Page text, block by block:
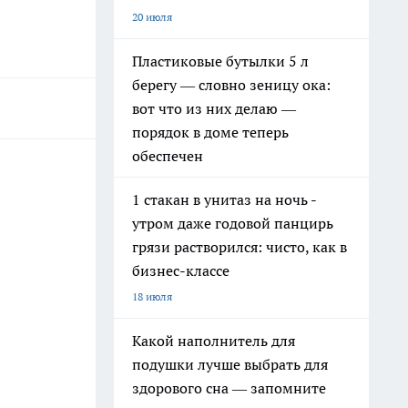
20 июля
Пластиковые бутылки 5 л
берегу — словно зеницу ока:
вот что из них делаю —
порядок в доме теперь
обеспечен
1 стакан в унитаз на ночь -
утром даже годовой панцирь
грязи растворился: чисто, как в
бизнес-классе
18 июля
Какой наполнитель для
подушки лучше выбрать для
здорового сна — запомните